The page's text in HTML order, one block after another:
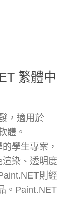
繁體中
，適用於
體。
學生專案，
染、透明度
則經
。Paint.NET